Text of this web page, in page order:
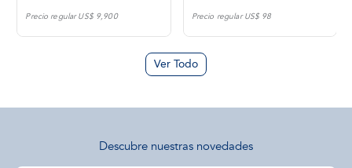
Precio regular US$ 9,900 Precio regular US$ 98
Ver Todo
Descubre nuestras novedades